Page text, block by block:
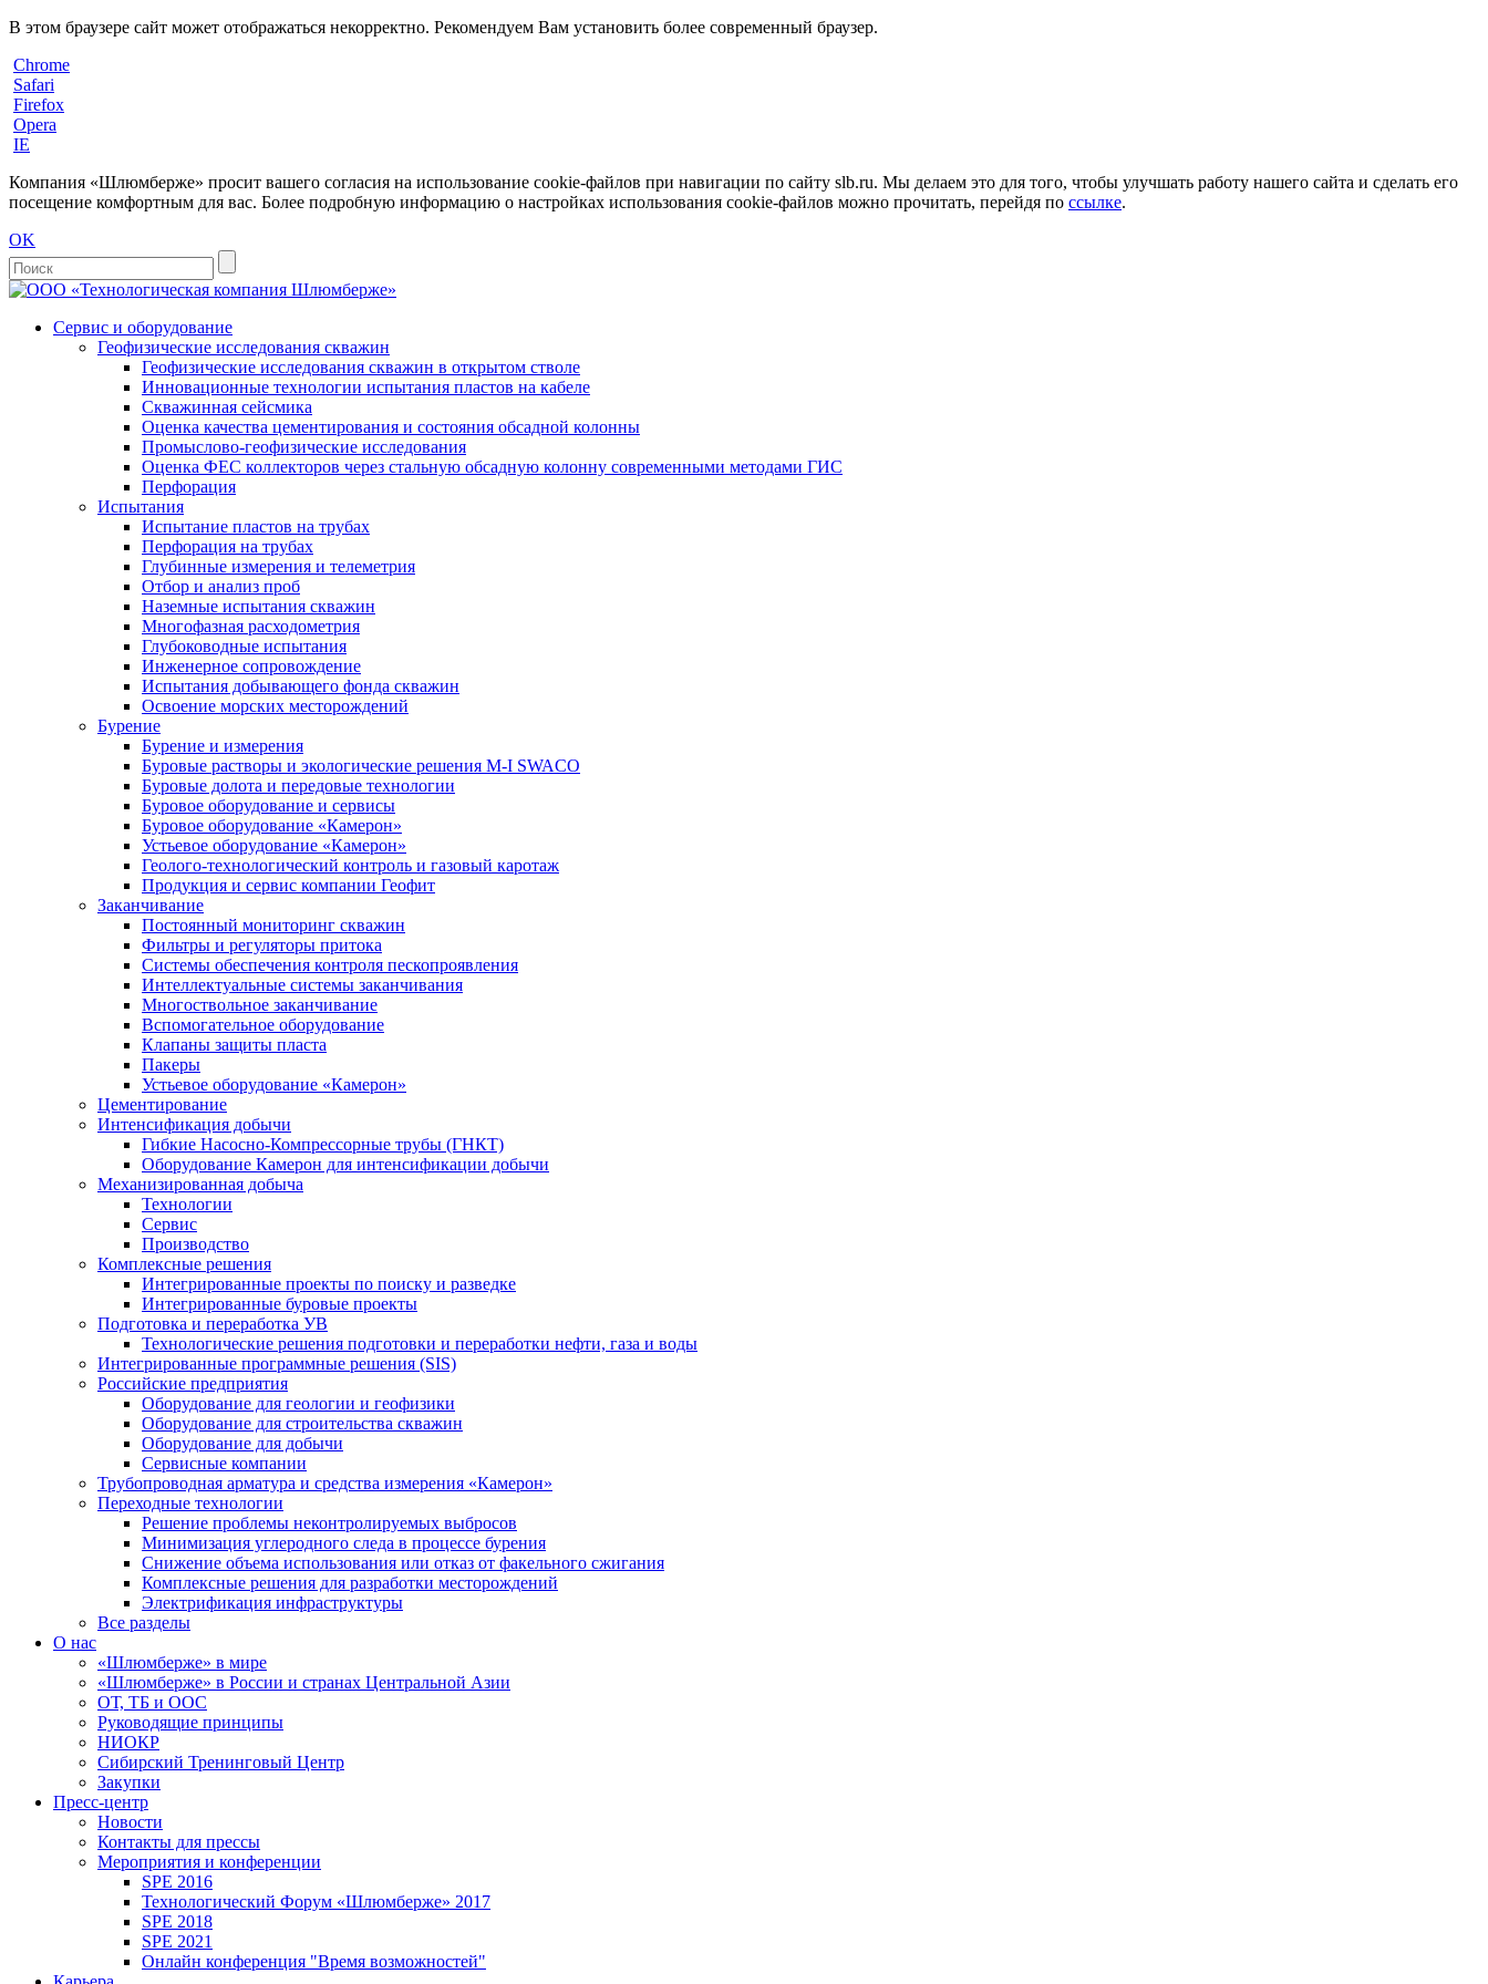
В этом браузере сайт может отображаться некорректно. Рекомендуем Вам установить более современный браузер.
Chrome
Safari
Firefox
Opera
IE
Компания «Шлюмберже» просит вашего согласия на использование cookie-файлов при навигации по сайту slb.ru. Мы делаем это для того, чтобы улучшать работу нашего сайта и сделать его
посещение комфортным для вас. Более подробную информацию о настройках использования cookie-файлов можно прочитать, перейдя по ссылке.
OK
Сервис и оборудование
Геофизические исследования скважин
Геофизические исследования скважин в открытом стволе
Инновационные технологии испытания пластов на кабеле
Скважинная сейсмика
Оценка качества цементирования и состояния обсадной колонны
Промыслово-геофизические исследования
Оценка ФЕС коллекторов через стальную обсадную колонну современными методами ГИС
Перфорация
Испытания
Испытание пластов на трубах
Перфорация на трубах
Глубинные измерения и телеметрия
Отбор и анализ проб
Наземные испытания скважин
Многофазная расходометрия
Глубоководные испытания
Инженерное сопровождение
Испытания добывающего фонда скважин
Освоение морских месторождений
Бурение
Бурение и измерения
Буровые растворы и экологические решения M-I SWACO
Буровые долота и передовые технологии
Буровое оборудование и сервисы
Буровое оборудование «Камерон»
Устьевое оборудование «Камерон»
Геолого-технологический контроль и газовый каротаж
Продукция и сервис компании Геофит
Заканчивание
Постоянный мониторинг скважин
Фильтры и регуляторы притока
Cистемы обеспечения контроля пескопроявления
Интеллектуальные системы заканчивания
Многоствольное заканчивание
Вспомогательное оборудование
Клапаны защиты пласта
Пакеры
Устьевое оборудование «Камерон»
Цементирование
Интенсификация добычи
Гибкие Насосно-Компрессорные трубы (ГНКТ)
Оборудование Камерон для интенсификации добычи
Механизированная добыча
Технологии
Сервис
Производство
Комплексные решения
Интегрированные проекты по поиску и разведке
Интегрированные буровые проекты
Подготовка и переработка УВ
Технологические решения подготовки и переработки нефти, газа и воды
Интегрированные программные решения (SIS)
Российские предприятия
Оборудование для геологии и геофизики
Оборудование для строительства скважин
Оборудование для добычи
Сервисные компании
Трубопроводная арматура и средства измерения «Камерон»
Переходные технологии
Решение проблемы неконтролируемых выбросов
Минимизация углеродного следа в процессе бурения
Снижение объема использования или отказ от факельного сжигания
Комплексные решения для разработки месторождений
Электрификация инфраструктуры
Все разделы
О нас
«Шлюмберже» в мире
«Шлюмберже» в России и странах Центральной Азии
ОТ, ТБ и ООС
Руководящие принципы
НИОКР
Сибирский Тренинговый Центр
Закупки
Пресс-центр
Новости
Контакты для прессы
Мероприятия и конференции
SPE 2016
Технологический Форум «Шлюмберже» 2017
SPE 2018
SPE 2021
Онлайн конференция "Время возможностей"